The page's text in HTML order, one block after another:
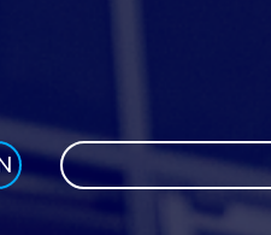
Search